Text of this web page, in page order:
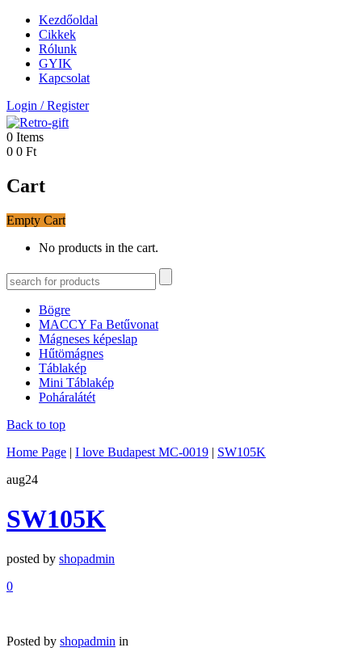
Kezdőoldal
Cikkek
Rólunk
GYIK
Kapcsolat
Login /Register
0 Items
0 0 Ft
Cart
Empty Cart
No products in the cart.
Bögre
MACCY Fa Betűvonat
Mágneses képeslap
Hűtömágnes
Táblakép
Mini Táblakép
Poháralátét
Back to top
Home Page | I love Budapest MC-0019 | SW105K
aug24
SW105K
posted by shopadmin
0
Posted by shopadmin in